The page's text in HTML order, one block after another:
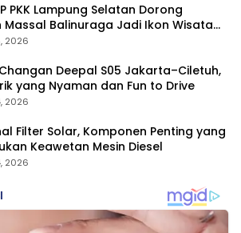
PKK Lampung Selatan Dorong
Massal Balinuraga Jadi Ikon Wisata
2026
Deepal S05 Jakarta–Ciletuh,
yang Nyaman dan Fun to Drive
2026
Filter Solar, Komponen Penting yang
Keawetan Mesin Diesel
2026